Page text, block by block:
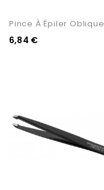
Pince À Épiler Oblique
6,84 €